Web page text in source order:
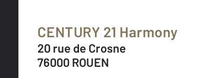
CENTURY 21 Harmony
20 rue de Crosne
76000 ROUEN